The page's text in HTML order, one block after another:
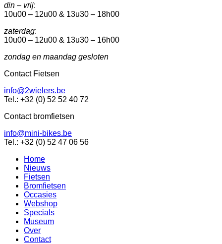
din – vrij:
10u00 – 12u00 & 13u30 – 18h00
zaterdag:
10u00 – 12u00 & 13u30 – 16h00
zondag en maandag gesloten
Contact Fietsen
info@2wielers.be
Tel.: +32 (0) 52 52 40 72
Contact bromfietsen
info@mini-bikes.be
Tel.: +32 (0) 52 47 06 56
Home
Nieuws
Fietsen
Bromfietsen
Occasies
Webshop
Specials
Museum
Over
Contact